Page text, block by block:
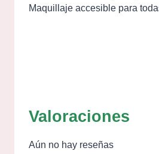
Maquillaje accesible para
Valoraciones
Aún no hay reseñas